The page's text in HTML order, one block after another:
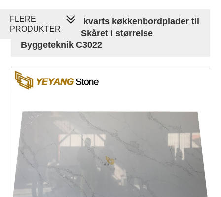
Calacatta hvid kvarts køkkenbordplader til
badeværelser Skåret i størrelse
Byggeteknik C3022
FLERE
PRODUKTER